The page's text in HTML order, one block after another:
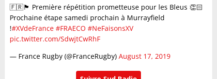
🇫🇷🏴󠁧󠁢󠁳󠁣󠁴󠁿 Première répétition prometteuse pour les Bleus 👏🏻
Prochaine étape samedi prochain à Murrayfield
!#XVdeFrance #FRAECO #NeFaisonsXV
pic.twitter.com/SdwjtCwRhF
— France Rugby (@FranceRugby) August 17, 2019